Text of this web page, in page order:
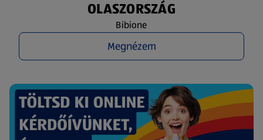
OLASZORSZÁG
Bibione
Megnézem